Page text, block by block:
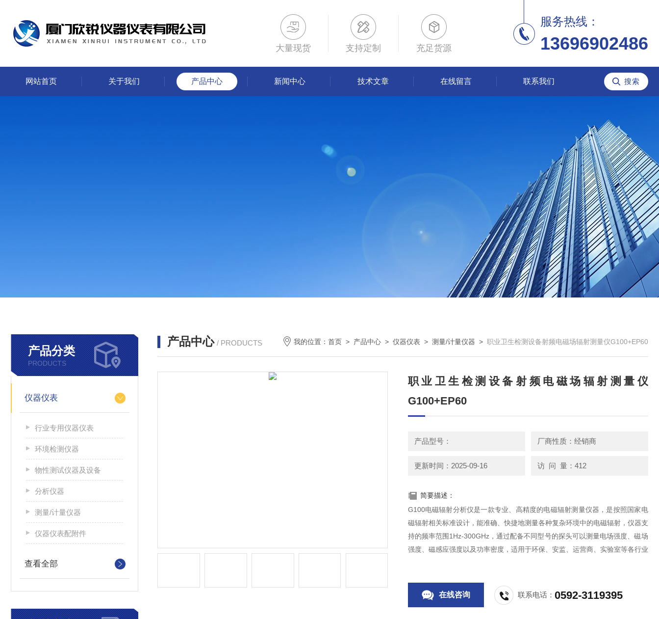
大量现货 支持定制 充足货源
服务热线：
13696902486
网站首页 关于我们 产品中心 新闻中心 技术文章 在线留言 联系我们
产品分类
PRODUCTS
仪器仪表
行业专用仪器仪表
环境检测仪器
物性测试仪器及设备
分析仪器
测量/计量仪器
仪器仪表配附件
查看全部
产品中心 / PRODUCTS 我的位置： 首页 > 产品中心 > 仪器仪表 > 测量/计量仪器 > 职业卫生检测设备射频电磁场辐射测量仪G100+EP60
职业卫生检测设备射频电磁场辐射测量仪
G100+EP60
产品型号： 厂商性质：经销商
更新时间：2025-09-16 访 问 量：412
简要描述：
G100电磁辐射分析仪是一款专业、高精度的电磁辐射测量仪器，是按照国家电
磁辐射相关标准设计，能准确、快捷地测量各种复杂环境中的电磁辐射，仪器支
持的频率范围1Hz-300GHz，通过配备不同型号的探头可以测量电场强度、磁场
强度、磁感应强度以及功率密度，适用于环保、安监、运营商、实验室等各行业
在线咨询 联系电话：0592-3119395